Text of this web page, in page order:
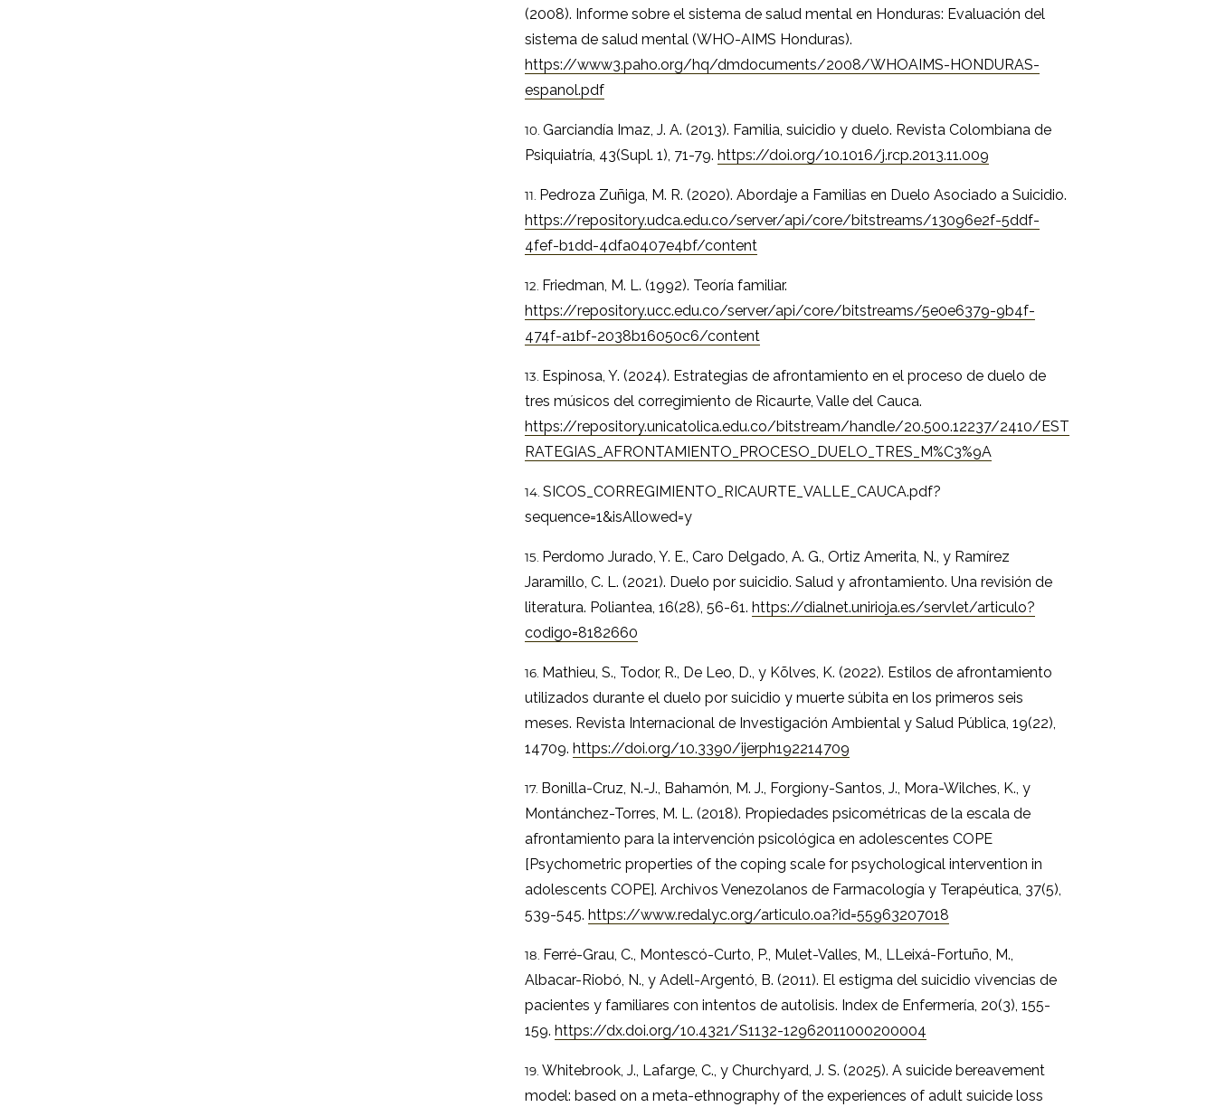
(2008). Informe sobre el sistema de salud mental en Honduras: Evaluación del
sistema de salud mental (WHO-AIMS Honduras).
https://www3.paho.org/hq/dmdocuments/2008/WHOAIMS-HONDURAS-
espanol.pdf
Garciandía Imaz, J. A. (2013). Familia, suicidio y duelo. Revista Colombiana de
Psiquiatría, 43(Supl. 1), 71-79.https://doi.org/10.1016/j.rcp.2013.11.009
Pedroza Zuñiga, M. R. (2020). Abordaje a Familias en Duelo Asociado a Suicidio.
https://repository.udca.edu.co/server/api/core/bitstreams/13096e2f-5ddf-
4fef-b1dd-4dfa0407e4bf/content
Friedman, M. L. (1992). Teoría familiar.
https://repository.ucc.edu.co/server/api/core/bitstreams/5e0e6379-9b4f-
474f-a1bf-2038b16050c6/content
Espinosa, Y. (2024). Estrategias de afrontamiento en el proceso de duelo de
tres músicos del corregimiento de Ricaurte, Valle del Cauca.
https://repository.unicatolica.edu.co/bitstream/handle/20.500.12237/2410/EST
RATEGIAS_AFRONTAMIENTO_PROCESO_DUELO_TRES_M%C3%9A
SICOS_CORREGIMIENTO_RICAURTE_VALLE_CAUCA.pdf?
sequence=1&isAllowed=y
Perdomo Jurado, Y. E., Caro Delgado, A. G., Ortiz Amerita, N., y Ramírez
Jaramillo, C. L. (2021). Duelo por suicidio. Salud y afrontamiento. Una revisión de
literatura. Poliantea, 16(28), 56-61.https://dialnet.unirioja.es/servlet/articulo?
codigo=8182660
Mathieu, S., Todor, R., De Leo, D., y Kõlves, K. (2022). Estilos de afrontamiento
utilizados durante el duelo por suicidio y muerte súbita en los primeros seis
meses. Revista Internacional de Investigación Ambiental y Salud Pública, 19(22),
14709.https://doi.org/10.3390/ijerph192214709
Bonilla-Cruz, N.-J., Bahamón, M. J., Forgiony-Santos, J., Mora-Wilches, K., y
Montánchez-Torres, M. L. (2018). Propiedades psicométricas de la escala de
afrontamiento para la intervención psicológica en adolescentes COPE
[Psychometric properties of the coping scale for psychological intervention in
adolescents COPE]. Archivos Venezolanos de Farmacología y Terapéutica, 37(5),
539-545.https://www.redalyc.org/articulo.oa?id=55963207018
Ferré-Grau, C., Montescó-Curto, P., Mulet-Valles, M., LLeixá-Fortuño, M.,
Albacar-Riobó, N., y Adell-Argentó, B. (2011). El estigma del suicidio vivencias de
pacientes y familiares con intentos de autolisis. Index de Enfermería, 20(3), 155-
159.https://dx.doi.org/10.4321/S1132-12962011000200004
Whitebrook, J., Lafarge, C., y Churchyard, J. S. (2025). A suicide bereavement
model: based on a meta-ethnography of the experiences of adult suicide loss